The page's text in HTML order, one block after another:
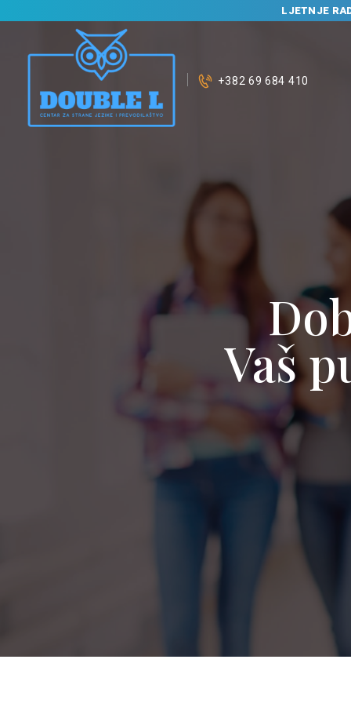
LJETNJE
+382 69 684 410
Vaš